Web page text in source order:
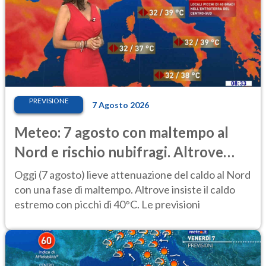
PREVISIONE 7 Agosto 2026
Meteo: 7 agosto con maltempo al
Nord e rischio nubifragi. Altrove
caldo estremo
Oggi (7 agosto) lieve attenuazione del caldo al Nord
con una fase di maltempo. Altrove insiste il caldo
estremo con picchi di 40°C. Le previsioni